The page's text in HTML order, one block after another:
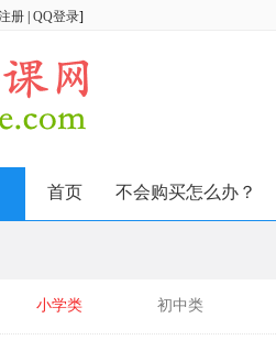
册 QQ登录]
首页 不会购买怎么办？
小学类 初中类